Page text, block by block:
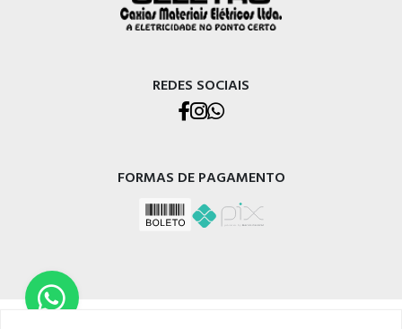
REDES SOCIAIS
FORMAS DE PAGAMENTO